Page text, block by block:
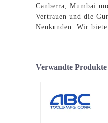
Canberra, Mumbai
Vertrauen und die
Neukunden. Wir
Verwandte Produkte